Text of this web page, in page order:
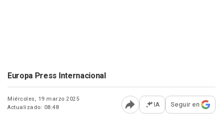
Europa Press Internacional
Miércoles, 19 marzo 2025
Actualizado: 08:48
Abrir opciones para
IA Seguir en